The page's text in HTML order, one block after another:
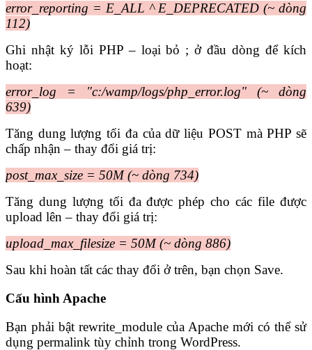
error_reporting = E_ALL ^ E_DEPRECATED (~ dòng
112)
Ghi nhật ký lỗi PHP – loại bỏ ; ở đầu dòng để kích
hoạt:
error_log = "c:/wamp/logs/php_error.log" (~ dòng
639)
Tăng dung lượng tối đa của dữ liệu POST mà PHP sẽ
chấp nhận – thay đổi giá trị:
post_max_size = 50M (~ dòng 734)
Tăng dung lượng tối đa được phép cho các file được
upload lên – thay đổi giá trị:
upload_max_filesize = 50M (~ dòng 886)
Sau khi hoàn tất các thay đổi ở trên, bạn chọn Save.
Cấu hình Apache
Bạn phải bật rewrite_module của Apache mới có thể sử
dụng permalink tùy chỉnh trong WordPress.